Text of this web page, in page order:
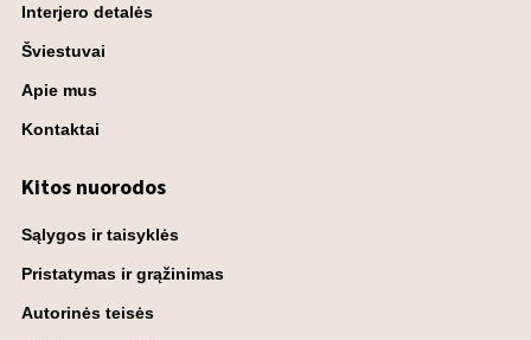
Interjero detalės
Šviestuvai
Apie mus
Kontaktai
Kitos nuorodos
Sąlygos ir taisyklės
Pristatymas ir grąžinimas
Autorinės teisės